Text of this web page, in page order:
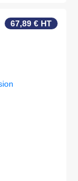
67,89 € HT